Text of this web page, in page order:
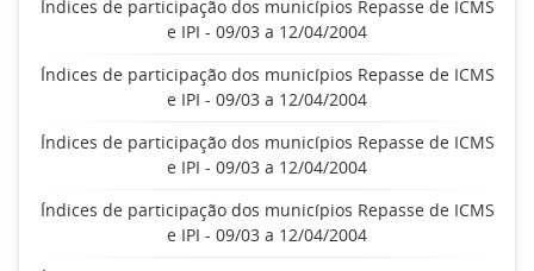
Índices de participação dos municípios Repasse de ICMS
e IPI - 09/03 a 12/04/2004
Índices de participação dos municípios Repasse de ICMS
e IPI - 09/03 a 12/04/2004
Índices de participação dos municípios Repasse de ICMS
e IPI - 09/03 a 12/04/2004
Índices de participação dos municípios Repasse de ICMS
e IPI - 09/03 a 12/04/2004